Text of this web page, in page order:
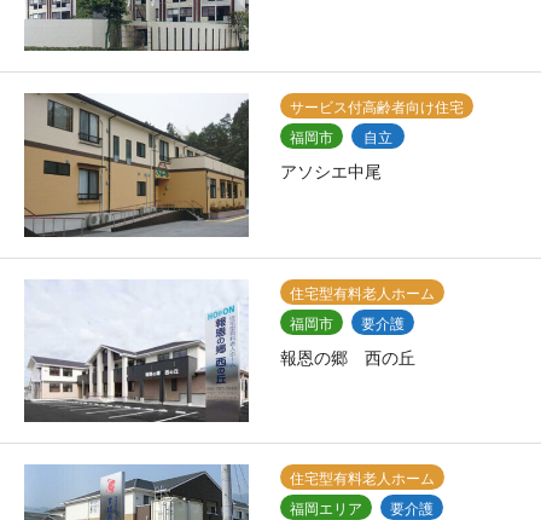
サービス付高齢者向け住宅
福岡市
自立
アソシエ中尾
住宅型有料老人ホーム
福岡市
要介護
報恩の郷 西の丘
住宅型有料老人ホーム
福岡エリア
要介護